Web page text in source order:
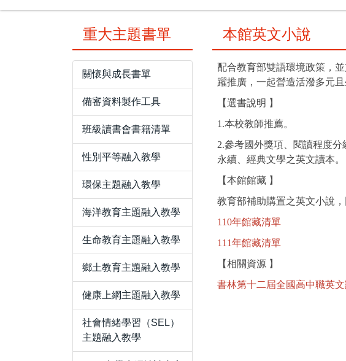
重大主題書單
關懷與成長書單
備審資料製作工具
班級讀書會書籍清單
性別平等融入教學
環保主題融入教學
海洋教育主題融入教學
生命教育主題融入教學
鄉土教育主題融入教學
健康上網主題融入教學
社會情緒學習（SEL）
主題融入教學
本館英文小說
配合教育部雙語環境政策，
躍推廣，一起營造活潑多元
【選書說明 】
1.本校教師推薦。
2.參考國外獎項、閱讀程度
永續、經典文學之英文讀本。
【本館館藏 】
教育部補助購置之英文小說
110年館藏清單
111年館藏清單
【相關資源 】
書林第十二屆全國高中職英